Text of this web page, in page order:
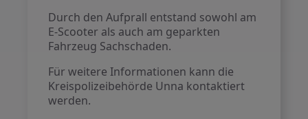
Durch den Aufprall entstand sowohl am
E-Scooter als auch am geparkten
Fahrzeug Sachschaden.
Für weitere Informationen kann die
Kreispolizeibehörde Unna kontaktiert
werden.